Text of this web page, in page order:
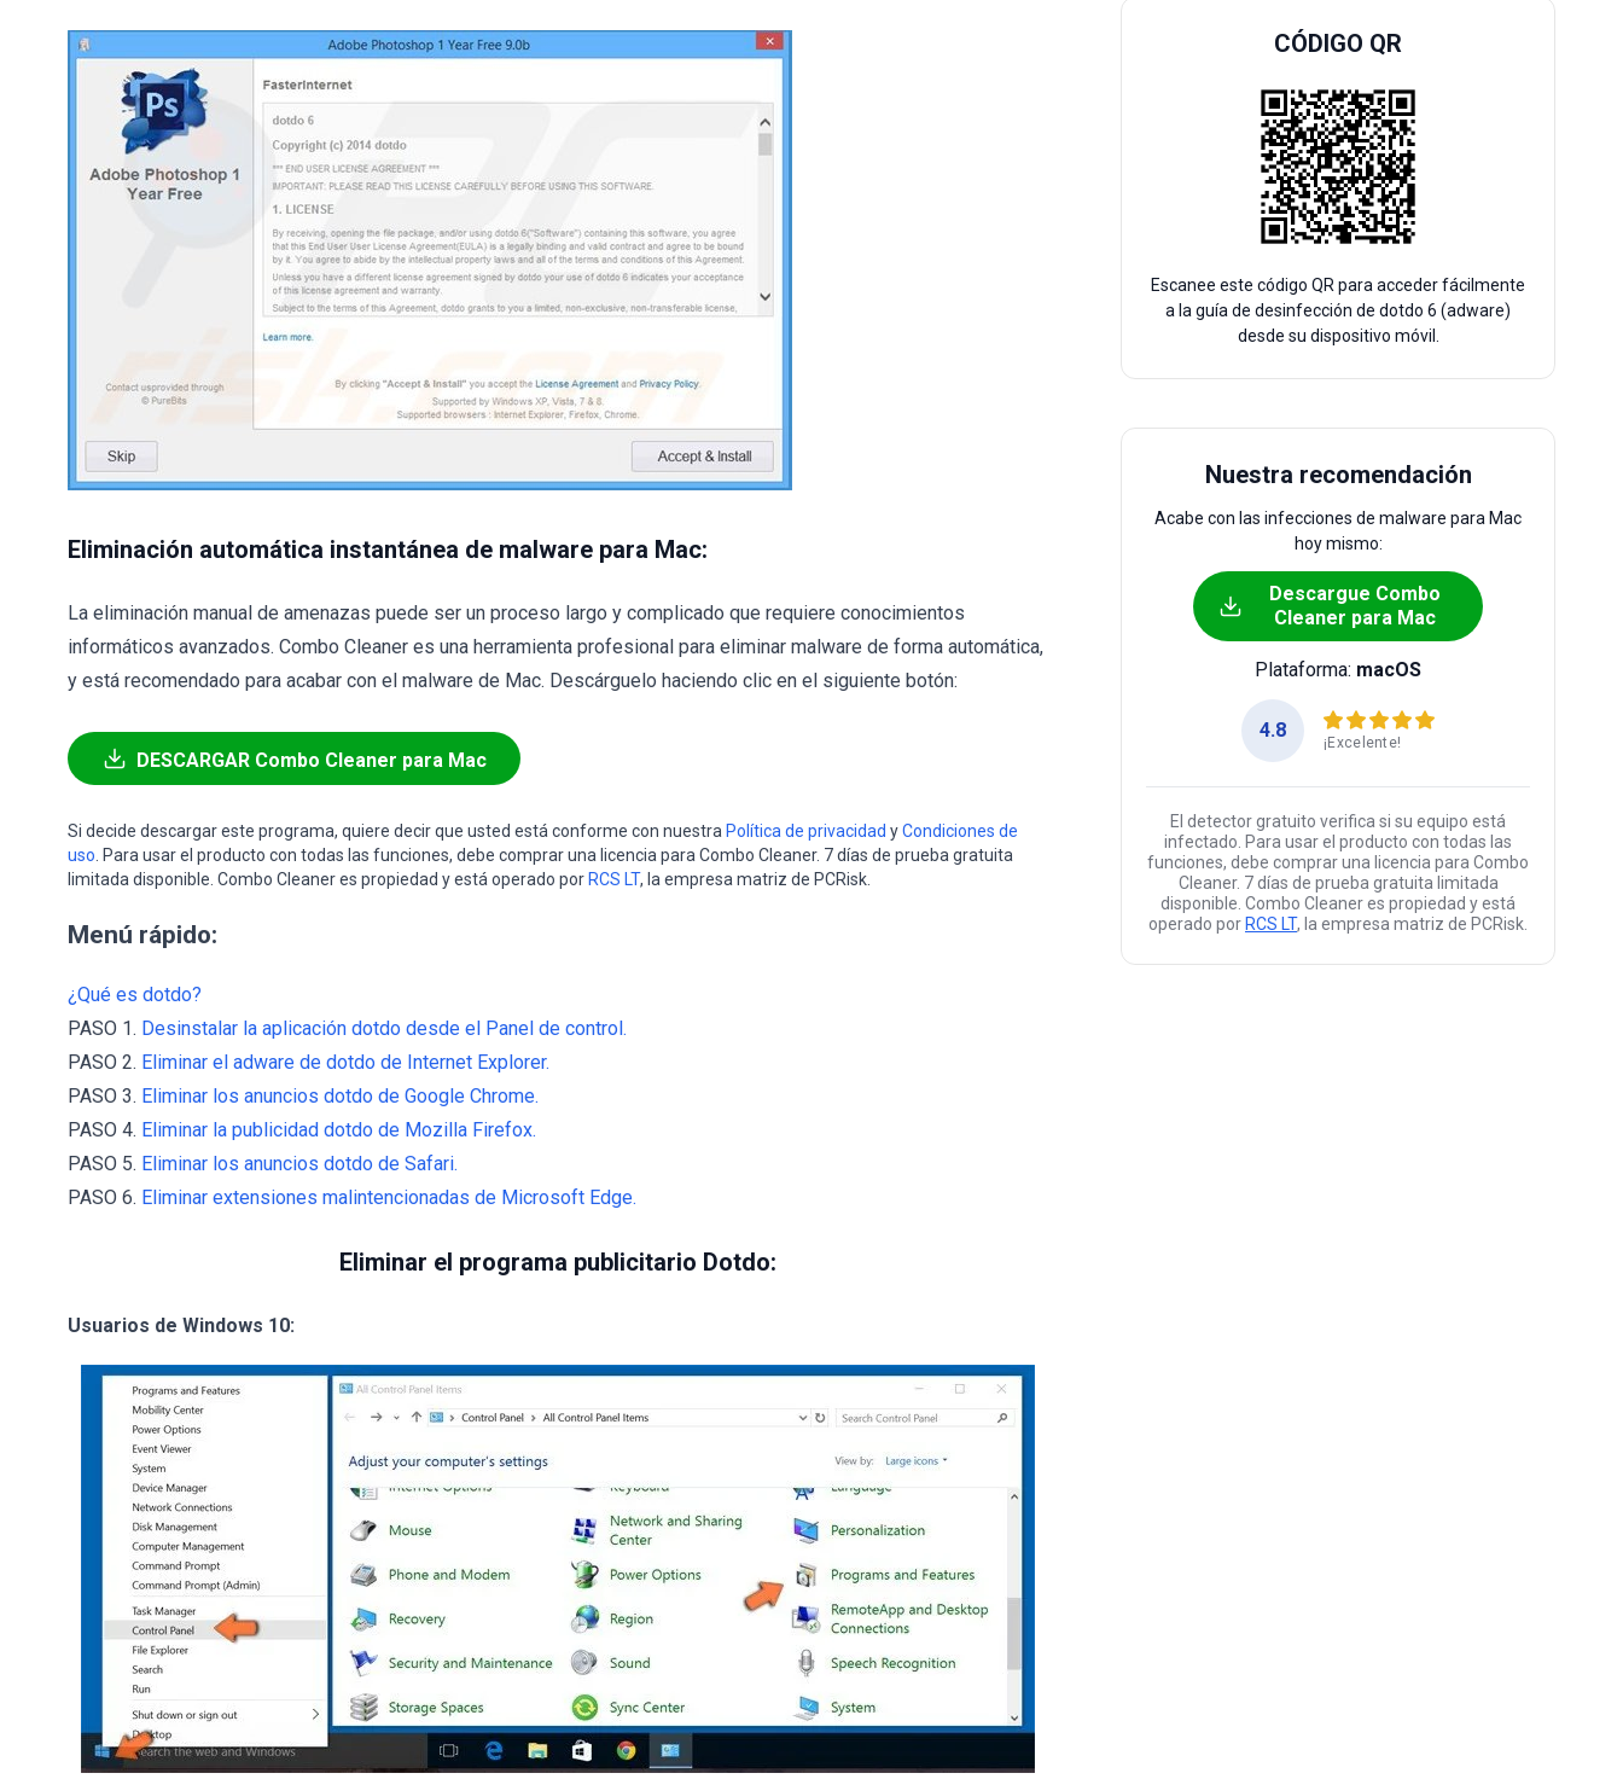
Eliminación automática instantánea de malware para Mac:
La eliminación manual de amenazas puede ser un proceso largo y complicado que requiere conocimientos
informáticos avanzados. Combo Cleaner es una herramienta profesional para eliminar malware de forma automática,
y está recomendado para acabar con el malware de Mac. Descárguelo haciendo clic en el siguiente botón:
DESCARGAR Combo Cleaner para Mac
Si decide descargar este programa, quiere decir que usted está conforme con nuestra Política de privacidad yCondiciones de
uso . Para usar el producto con todas las funciones, debe comprar una licencia para Combo Cleaner. 7 días de prueba gratuita
limitada disponible. Combo Cleaner es propiedad y está operado por RCS LT, la empresa matriz de PCRisk.
Menú rápido:
¿Qué es dotdo?
PASO 1. Desinstalar la aplicación dotdo desde el Panel de control.
PASO 2. Eliminar el adware de dotdo de Internet Explorer.
PASO 3. Eliminar los anuncios dotdo de Google Chrome.
PASO 4. Eliminar la publicidad dotdo de Mozilla Firefox.
PASO 5. Eliminar los anuncios dotdo de Safari.
PASO 6. Eliminar extensiones malintencionadas de Microsoft Edge.
Eliminar el programa publicitario Dotdo:
Usuarios de Windows 10:
CÓDIGO QR
Escanee este código QR para acceder fácilmente
a la guía de desinfección de dotdo 6 (adware)
desde su dispositivo móvil.
Nuestra recomendación
Acabe con las infecciones de malware para Mac
hoy mismo:
Descargue Combo
Cleaner para Mac
Plataforma: macOS
4.8
¡Excelente!
El detector gratuito verifica si su equipo está
infectado. Para usar el producto con todas las
funciones, debe comprar una licencia para Combo
Cleaner. 7 días de prueba gratuita limitada
disponible. Combo Cleaner es propiedad y está
operado por RCS LT, la empresa matriz de PCRisk.